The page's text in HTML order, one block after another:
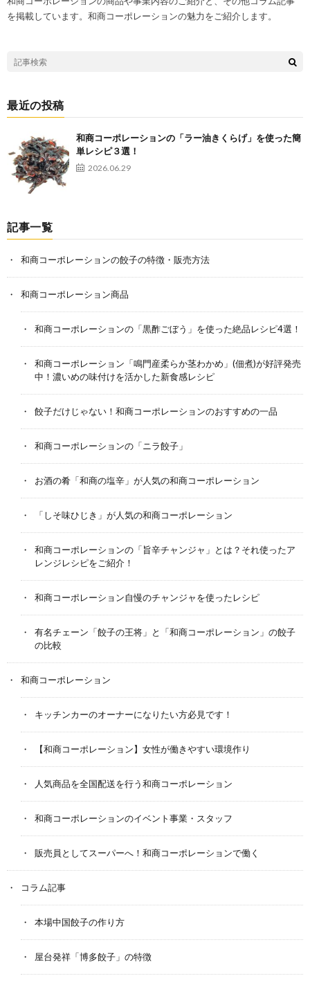
を掲載しています。和商コーポレーションの魅力をご紹介します。
最近の投稿
和商コーポレーションの「ラー油きくらげ」を使った簡
単レシピ３選！
2026.06.29
記事一覧
和商コーポレーションの餃子の特徴・販売方法
和商コーポレーション商品
和商コーポレーションの「黒酢ごぼう」を使った絶品レシピ4選！
和商コーポレーション「鳴門産柔らか茎わかめ」(佃煮)が好評発売
中！濃いめの味付けを活かした新食感レシピ
餃子だけじゃない！和商コーポレーションのおすすめの一品
和商コーポレーションの「ニラ餃子」
お酒の肴「和商の塩辛」が人気の和商コーポレーション
「しそ味ひじき」が人気の和商コーポレーション
和商コーポレーションの「旨辛チャンジャ」とは？それ使ったア
レンジレシピをご紹介！
和商コーポレーション自慢のチャンジャを使ったレシピ
有名チェーン「餃子の王将」と「和商コーポレーション」の餃子
の比較
和商コーポレーション
キッチンカーのオーナーになりたい方必見です！
【和商コーポレーション】女性が働きやすい環境作り
人気商品を全国配送を行う和商コーポレーション
和商コーポレーションのイベント事業・スタッフ
販売員としてスーパーへ！和商コーポレーションで働く
コラム記事
本場中国餃子の作り方
屋台発祥「博多餃子」の特徴